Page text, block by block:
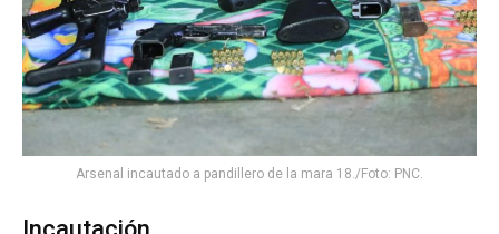
Arsenal incautado a pandillero de la mara 18./Foto: PNC.